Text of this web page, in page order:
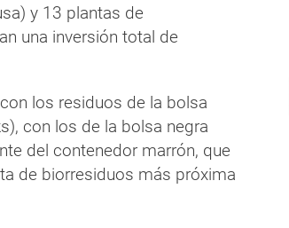
y 13 plantas de
una inversión total de
los residuos de la bolsa
con los de la bolsa negra
del contenedor marrón, que
de biorresiduos más próxima